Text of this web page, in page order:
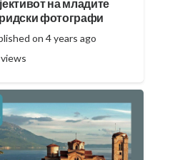
на младите
фотографи
on 4 years ago